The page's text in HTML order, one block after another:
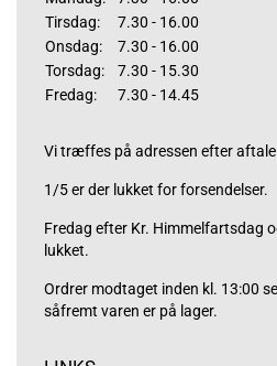
Tirsdag:
7.30 - 16.00
Onsdag:
7.30 - 16.00
Torsdag:
7.30 - 15.30
Fredag:
7.30 - 14.45
Vi træffes på adressen efter
1/5 er der lukket for forsendelser.
Fredag efter Kr. Himmelfartsdag
lukket.
Ordrer modtaget inden kl. 13:00
såfremt varen er på lager.